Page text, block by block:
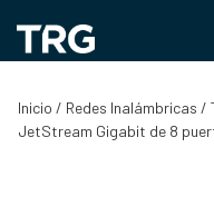
contenido
Inicio / Redes Inalámbricas /
JetStream Gigabit de 8